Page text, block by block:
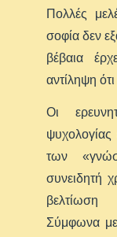
Πολλές
σοφία δεν
βέβαια
αντίληψη
Οι
των
συνειδητή
βελτίωση
Σύμφωνα με